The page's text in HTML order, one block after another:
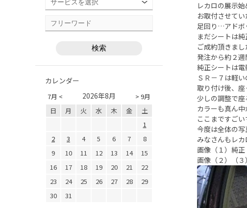
レカロの展示
お取付させて
足回り…アド
まだシートは
ご成約頂きまし
発注から約２
純正シートは
ＳＲ－７は軽
取り付け後、座
少しの調整で座
カラーも真ん
ここまですご
今度は全体の
みなさんもレ
画像（１）純正
画像（２）（
カレンダー
7月 < > 9月
2026年8月
日 月 火 水 木 金
土
1
2
3 4 5 6 7
8
9
10 11 12 13 14
15
16
17 18 19 20 21
22
23
24 25 26 27 28
29
30
31